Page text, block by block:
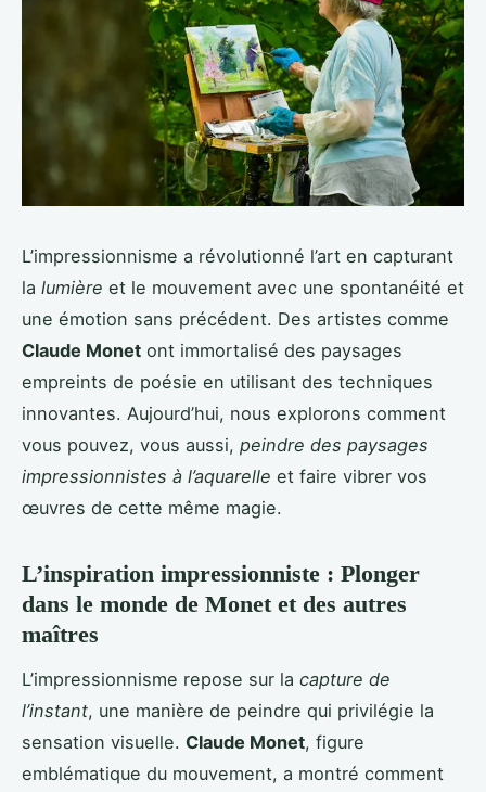
L’impressionnisme a révolutionné l’art en capturant
la lumière et le mouvement avec une spontanéité et
une émotion sans précédent. Des artistes comme
Claude Monet ont immortalisé des paysages
empreints de poésie en utilisant des techniques
innovantes. Aujourd’hui, nous explorons comment
vous pouvez, vous aussi, peindre des paysages
impressionnistes à l’aquarelle et faire vibrer vos
œuvres de cette même magie.
L’inspiration impressionniste : Plonger
dans le monde de Monet et des autres
maîtres
L’impressionnisme repose sur la capture de
l’instant, une manière de peindre qui privilégie la
sensation visuelle. Claude Monet, figure
emblématique du mouvement, a montré comment